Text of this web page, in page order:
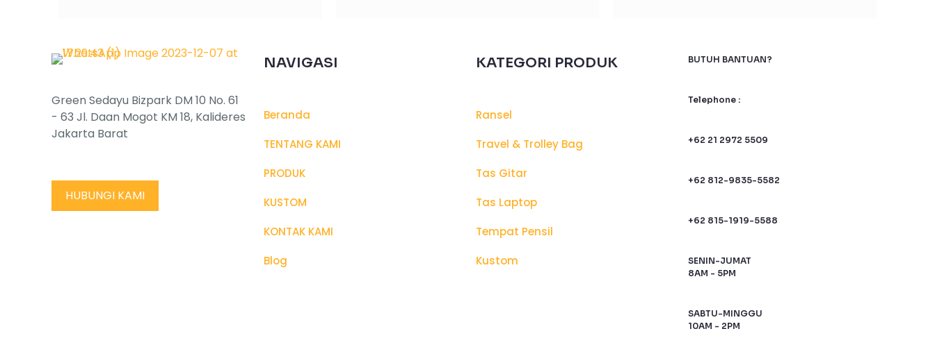
Green Sedayu Bizpark DM 10 No. 61
- 63 Jl. Daan Mogot KM 18, Kalideres
Jakarta Barat
HUBUNGI KAMI
NAVIGASI
Beranda
TENTANG KAMI
PRODUK
KUSTOM
KONTAK KAMI
Blog
KATEGORI PRODUK
Ransel
Travel & Trolley Bag
Tas Gitar
Tas Laptop
Tempat Pensil
Kustom
BUTUH BANTUAN?
Telephone :
+62 21 2972 5509
+62 812-9835-5582
+62 815-1919-5588
SENIN-JUMAT
8AM - 5PM
SABTU-MINGGU
10AM - 2PM